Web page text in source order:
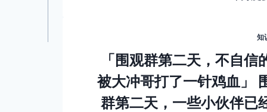
知
「围观群第二天，不自信
被大冲哥打了一针鸡血」
群第二天，一些小伙伴已